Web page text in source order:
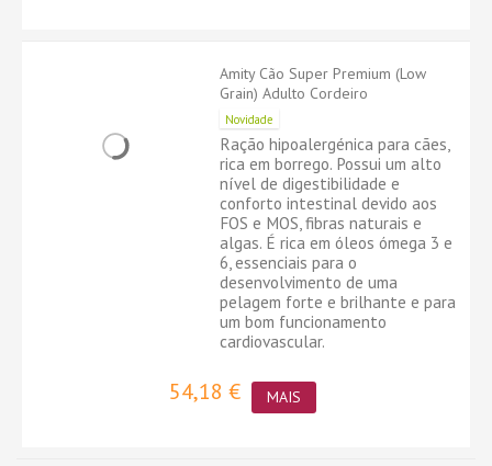
Amity Cão Super Premium (Low
Grain) Adulto Cordeiro
Novidade
Ração hipoalergénica para cães,
rica em borrego. Possui um alto
nível de digestibilidade e
conforto intestinal devido aos
FOS e MOS, fibras naturais e
algas. É rica em óleos ómega 3 e
6, essenciais para o
desenvolvimento de uma
pelagem forte e brilhante e para
um bom funcionamento
cardiovascular.
54,18 € MAIS